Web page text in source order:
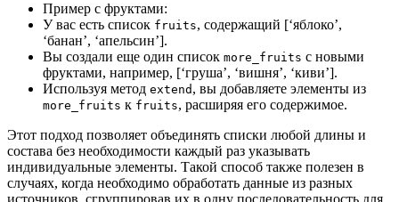
Пример с фруктами:
У вас есть список fruits, содержащий [‘яблоко’,
‘банан’, ‘апельсин’].
Вы создали еще один список more_fruits с новыми
фруктами, например, [‘груша’, ‘вишня’, ‘киви’].
Используя метод extend , вы добавляете элементы из
more_fruits к fruits, расширяя его содержимое.
Этот подход позволяет объединять списки любой длины и
состава без необходимости каждый раз указывать
индивидуальные элементы. Такой способ также полезен в
случаях, когда необходимо обработать данные из разных